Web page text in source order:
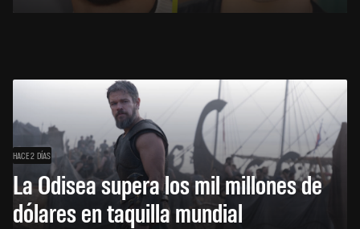
HACE 2 DÍAS
La Odisea supera los mil millones de
dólares en taquilla mundial